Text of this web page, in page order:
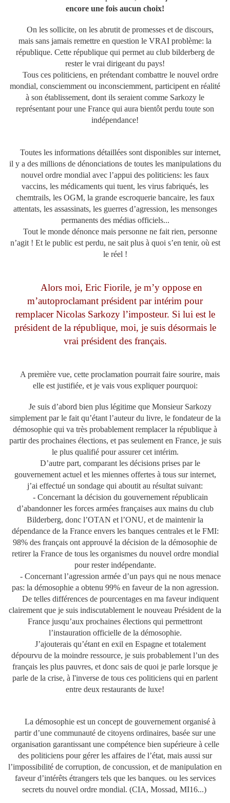
encore une fois aucun choix!
On les sollicite, on les abrutit de promesses et de discours,
mais sans jamais remettre en question le VRAI problème: la
république. Cette république qui permet au club bilderberg de
rester le vrai dirigeant du pays!
Tous ces politiciens, en prétendant combattre le nouvel ordre
mondial, consciemment ou inconsciemment, participent en réalité
à son établissement, dont ils seraient comme Sarkozy le
représentant pour une France qui aura bientôt perdu toute son
indépendance!
Toutes les informations détaillées sont disponibles sur internet,
il y a des millions de dénonciations de toutes les manipulations du
nouvel ordre mondial avec l’appui des politiciens: les faux
vaccins, les médicaments qui tuent, les virus fabriqués, les
chemtrails, les OGM, la grande escroquerie bancaire, les faux
attentats, les assassinats, les guerres d’agression, les mensonges
permanents des médias officiels...
Tout le monde dénonce mais personne ne fait rien, personne
n’agit ! Et le public est perdu, ne sait plus à quoi s’en tenir, où est
le réel !
Alors moi, Eric Fiorile, je m’y oppose en
m’autoproclamant président par intérim pour
remplacer Nicolas Sarkozy l’imposteur. Si lui est le
président de la république, moi, je suis désormais le
vrai président des français.
A première vue, cette proclamation pourrait faire sourire, mais
elle est justifiée, et je vais vous expliquer pourquoi:
Je suis d’abord bien plus légitime que Monsieur Sarkozy
simplement par le fait qu’étant l’auteur du livre, le fondateur de la
démosophie qui va très probablement remplacer la république à
partir des prochaines élections, et pas seulement en France, je suis
le plus qualifié pour assurer cet intérim.
D’autre part, comparant les décisions prises par le
gouvernement actuel et les miennes offertes à tous sur internet,
j’ai effectué un sondage qui aboutit au résultat suivant:
- Concernant la décision du gouvernement républicain
d’abandonner les forces armées françaises aux mains du club
Bilderberg, donc l’OTAN et l’ONU, et de maintenir la
dépendance de la France envers les banques centrales et le FMI:
98% des français ont approuvé la décision de la démosophie de
retirer la France de tous les organismes du nouvel ordre mondial
pour rester indépendante.
- Concernant l’agression armée d’un pays qui ne nous menace
pas: la démosophie a obtenu 99% en faveur de la non agression.
De telles différences de pourcentages en ma faveur indiquent
clairement que je suis indiscutablement le nouveau Président de la
France jusqu’aux prochaines élections qui permettront
l’instauration officielle de la démosophie.
J’ajouterais qu’étant en exil en Espagne et totalement
dépourvu de la moindre ressource, je suis probablement l’un des
français les plus pauvres, et donc sais de quoi je parle lorsque je
parle de la crise, à l'inverse de tous ces politiciens qui en parlent
entre deux restaurants de luxe!
La démosophie est un concept de gouvernement organisé à
partir d’une communauté de citoyens ordinaires, basée sur une
organisation garantissant une compétence bien supérieure à celle
des politiciens pour gérer les affaires de l’état, mais aussi sur
l’impossibilité de corruption, de concussion, et de manipulation en
faveur d’intérêts étrangers tels que les banques. ou les services
secrets du nouvel ordre mondial. (CIA, Mossad, MI16...)